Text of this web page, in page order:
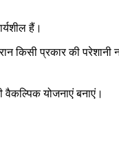
हैं।
किसी प्रकार की परेशानी
वैकल्पिक योजनाएं बनाएं।